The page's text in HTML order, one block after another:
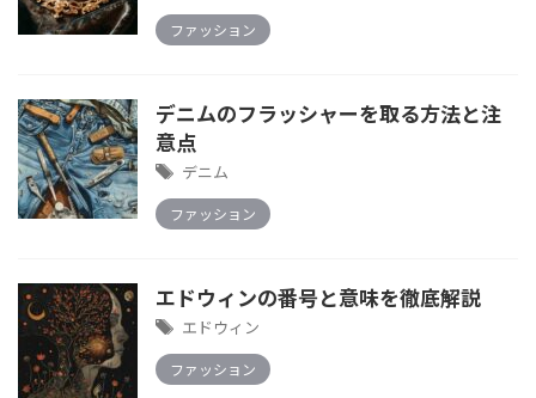
ファッション
デニムのフラッシャーを取る方法と注
意点
デニム
ファッション
エドウィンの番号と意味を徹底解説
エドウィン
ファッション